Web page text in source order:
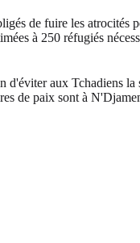
de fuire les atrocités
à 250 réfugiés
d'éviter aux Tchadiens
de paix sont à